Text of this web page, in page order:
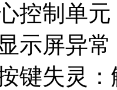
控制单
示屏异
键失灵